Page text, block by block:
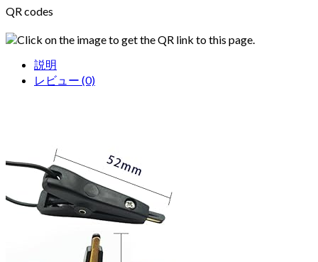
QR codes
Click on the image to get the QR link to this page.
説明
レビュー (0)